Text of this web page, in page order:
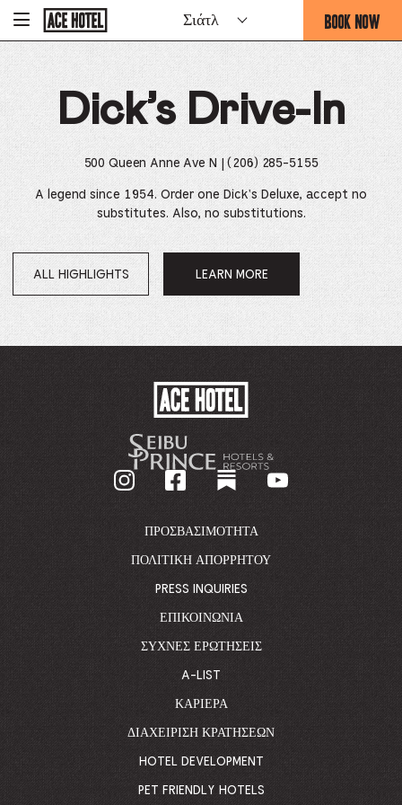
To
Homepage
Σιάτλ BOOK NOW
THIS
LINK
OPENS
IN
NEW
TAB.
Dick’s Drive-In
500 Queen Anne Ave N | (206) 285-5155
A legend since 1954. Order one Dick's Deluxe, accept no
substitutes. Also, no substitutions.
ALL HIGHLIGHTS LEARN MORE
OPENS
IN
NEW
BACK
TO
ΠΡΟΣΒΑΣΙΜΌΤΗΤΑ
ΠΟΛΙΤΙΚΉ ΑΠΟΡΡΉΤΟΥ
PRESS INQUIRIES
ΕΠΙΚΟΙΝΩΝΊΑ
ΣΥΧΝΈΣ ΕΡΩΤΉΣΕΙΣ
A-LIST
ΚΑΡΙΈΡΑ
ΔΙΑΧΕΊΡΙΣΗ ΚΡΑΤΉΣΕΩΝ
HOTEL DEVELOPMENT
PET FRIENDLY HOTELS